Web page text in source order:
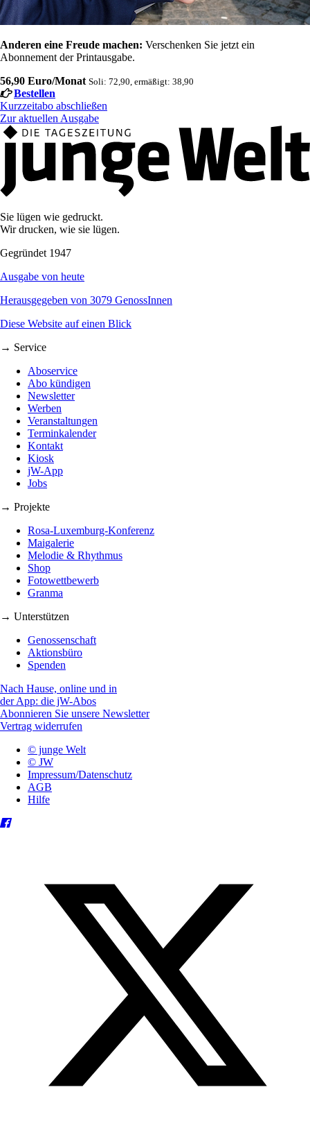
Anderen eine Freude machen: Verschenken Sie jetzt ein
Abonnement der Printausgabe.
56,90 Euro/Monat Soli: 72,90, ermäßigt: 38,90
Bestellen
Kurzzeitabo abschließen
Zur aktuellen Ausgabe
Sie lügen wie gedruckt.
Wir drucken, wie sie lügen.
Gegründet 1947
Ausgabe von heute
Herausgegeben von 3079 GenossInnen
Diese Website auf einen Blick
→ Service
Aboservice
Abo kündigen
Newsletter
Werben
Veranstaltungen
Terminkalender
Kontakt
Kiosk
jW-App
Jobs
→ Projekte
Rosa-Luxemburg-Konferenz
Maigalerie
Melodie & Rhythmus
Shop
Fotowettbewerb
Granma
→ Unterstützen
Genossenschaft
Aktionsbüro
Spenden
Nach Hause, online und in
der App: die jW-Abos
Abonnieren Sie unsere Newsletter
Vertrag widerrufen
© junge Welt
© JW
Impressum/Datenschutz
AGB
Hilfe